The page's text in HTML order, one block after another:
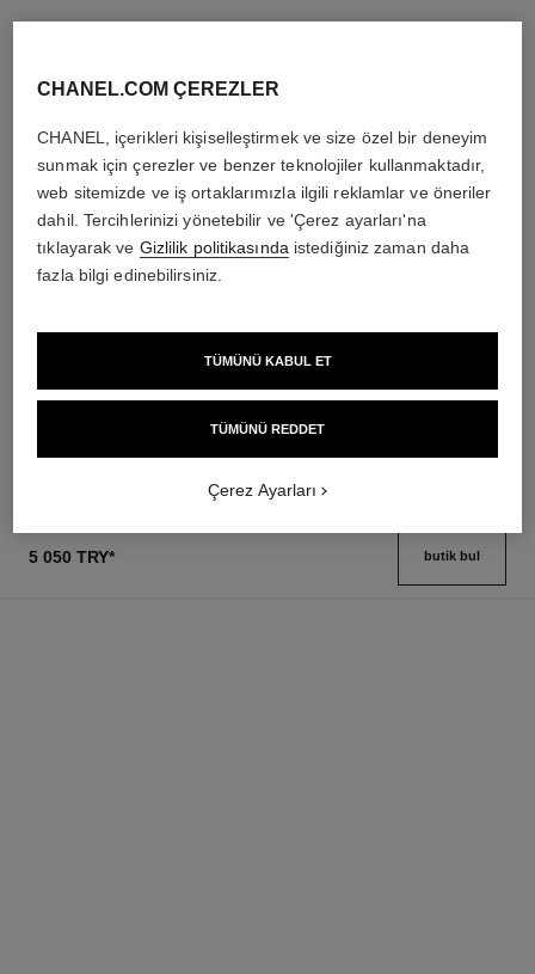
sublimage la crème texture
ve Pürüzsüzleşti̇ri̇r
Detayları görüntüle
n°5
Eau de Parfum Spray
en düşük fiyat
5 050 TRY* butik bul
CHANEL.COM ÇEREZLER
CHANEL, içerikleri kişiselleştirmek ve size özel bir deneyim
sunmak için çerezler ve benzer teknolojiler kullanmaktadır,
web sitemizde ve iş ortaklarımızla ilgili reklamlar ve öneriler
dahil. Tercihlerinizi yönetebilir ve 'Çerez ayarları'na
tıklayarak ve Gizlilik politikasında istediğiniz zaman daha
fazla bilgi edinebilirsiniz.
TÜMÜNÜ REDDET
TÜMÜNÜ KABUL ET
Çerez Ayarları